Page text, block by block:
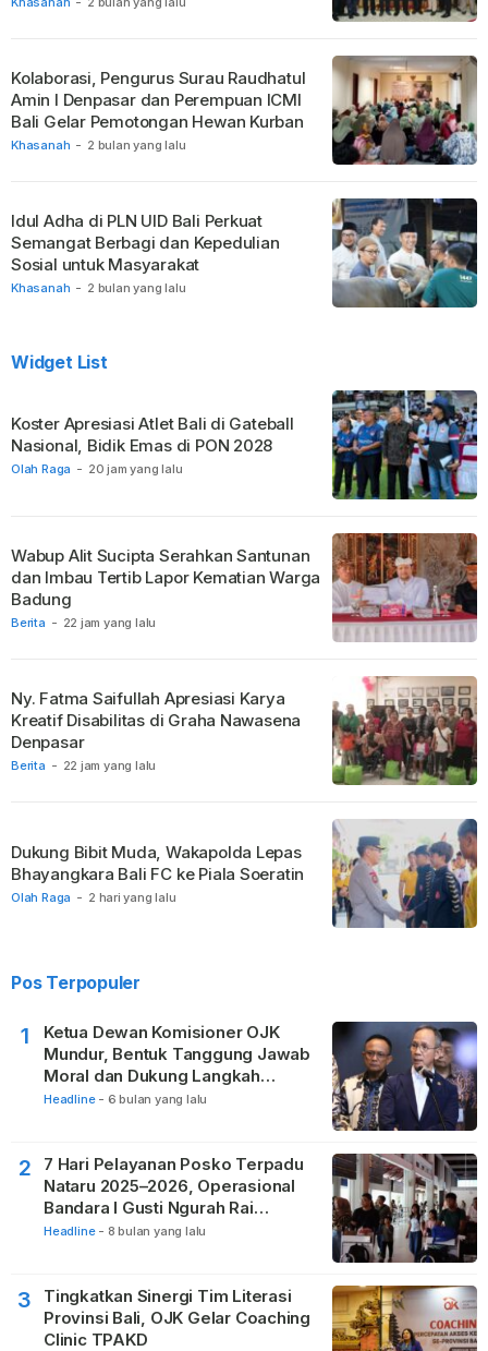
Khasanah - 2 bulan yang lalu
Kolaborasi, Pengurus Surau Raudhatul
Amin I Denpasar dan Perempuan ICMI
Bali Gelar Pemotongan Hewan Kurban
Khasanah - 2 bulan yang lalu
Idul Adha di PLN UID Bali Perkuat
Semangat Berbagi dan Kepedulian
Sosial untuk Masyarakat
Widget List
Olah Raga - 20 jam yang lalu
Koster Apresiasi Atlet Bali di Gateball
Nasional, Bidik Emas di PON 2028
Berita - 22 jam yang lalu
Wabup Alit Sucipta Serahkan Santunan
dan Imbau Tertib Lapor Kematian Warga
Badung
Berita - 22 jam yang lalu
Ny. Fatma Saifullah Apresiasi Karya
Kreatif Disabilitas di Graha Nawasena
Denpasar
Olah Raga - 2 hari yang lalu
Dukung Bibit Muda, Wakapolda Lepas
Bhayangkara Bali FC ke Piala Soeratin
Pos Terpopuler
1
Ketua Dewan Komisioner OJK
Mundur, Bentuk Tanggung Jawab
Moral dan Dukung Langkah
Pemulihan
Headline - 6 bulan yang lalu
2
7 Hari Pelayanan Posko Terpadu
Nataru 2025–2026, Operasional
Bandara I Gusti Ngurah Rai
Berjalan Lancar
Headline - 8 bulan yang lalu
3
Tingkatkan Sinergi Tim Literasi
Provinsi Bali, OJK Gelar Coaching
Clinic TPAKD